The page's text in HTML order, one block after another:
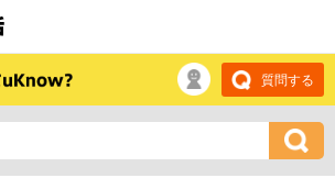
質問する